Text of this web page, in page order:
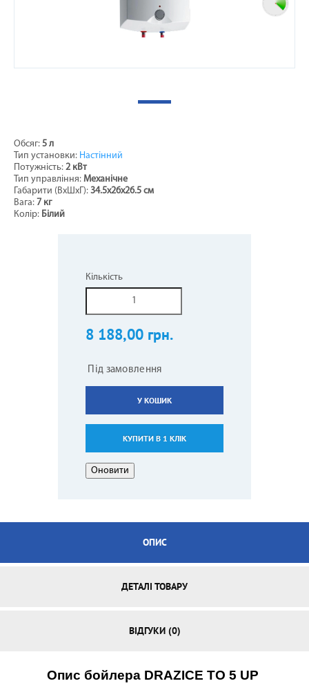
Обсяг: 5 л
Тип установки: Настінний
Потужність: 2 кВт
Тип управління: Механічне
Габарити (ВхШхГ): 34.5x26x26.5 см
Вага: 7 кг
Колір: Білий
Кількість
8 188,00 грн.
Під замовлення
У КОШИК
КУПИТИ В 1 КЛІК
ОПИС
ДЕТАЛІ ТОВАРУ
ВІДГУКИ (0)
Опис бойлера DRAZICE TO 5 UP